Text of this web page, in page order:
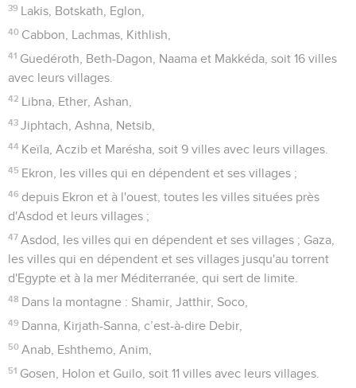
39 Lakis, Botskath, Eglon,
40 Cabbon, Lachmas, Kithlish,
41 Guedéroth, Beth-Dagon, Naama et Makkéda, soit 16 villes
avec leurs villages.
42 Libna, Ether, Ashan,
43 Jiphtach, Ashna, Netsib,
44 Keïla, Aczib et Marésha, soit 9 villes avec leurs villages.
45 Ekron, les villes qui en dépendent et ses villages ;
46 depuis Ekron et à l'ouest, toutes les villes situées près
d'Asdod et leurs villages ;
47 Asdod, les villes qui en dépendent et ses villages ; Gaza,
les villes qui en dépendent et ses villages jusqu'au torrent
d'Egypte et à la mer Méditerranée, qui sert de limite.
48 Dans la montagne : Shamir, Jatthir, Soco,
49 Danna, Kirjath-Sanna, c’est-à-dire Debir,
50 Anab, Eshthemo, Anim,
51 Gosen, Holon et Guilo, soit 11 villes avec leurs villages.